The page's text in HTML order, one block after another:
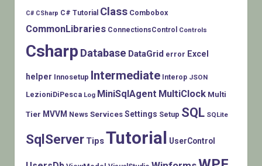
C# CSharp C# Tutorial Class Combobox
CommonLibraries ConnectionsControl Controls
Csharp Database DataGrid error Excel
helper Innosetup Intermediate Interop JSON
LezioniDiPesca Log MiniSqlAgent MultiClock Multi
Tier MVVM News Services Settings Setup SQL SQLite
SqlServer TipsTutorial UserControl